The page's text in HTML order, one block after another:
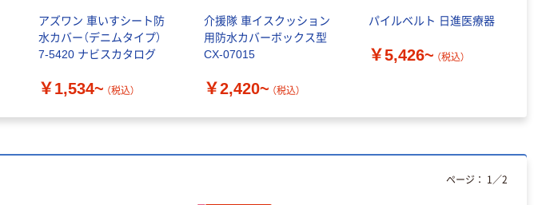
アズワン 車いすシート防
水カバー（デニムタイプ）
7-5420 ナビスカタログ
￥1,534~ （税込）
介援隊 車イスクッション
用防水カバーボックス型
CX-07015
￥2,420~ （税込）
パイルベルト 日進医療器
￥5,426~ （税込）
ページ： 1 ／2